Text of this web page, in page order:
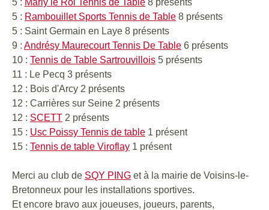
5 : Marly le Roi Tennis de Table 8 présents
5 : Rambouillet Sports Tennis de Table 8 présents
5 : Saint Germain en Laye 8 présents
9 : Andrésy Maurecourt Tennis De Table 6 présents
10 : Tennis de Table Sartrouvillois 5 présents
11 : Le Pecq 3 présents
12 : Bois d'Arcy 2 présents
12 : Carrières sur Seine 2 présents
12 : SCETT 2 présents
15 : Usc Poissy Tennis de table 1 présent
15 : Tennis de table Viroflay 1 présent
Merci au club de SQY PING et à la mairie de Voisins-le-
Bretonneux pour les installations sportives.
Et encore bravo aux joueuses, joueurs, parents,